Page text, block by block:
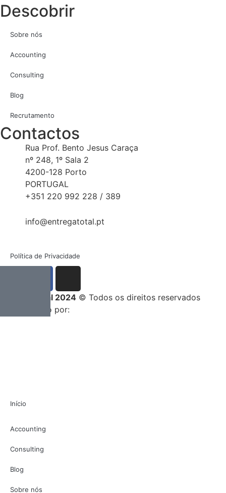
Descobrir
Sobre nós
Accounting
Consulting
Blog
Recrutamento
Contactos
Rua Prof. Bento Jesus Caraça
nº 248, 1º Sala 2
4200-128 Porto
PORTUGAL
+351 220 992 228 / 389
info@entregatotal.pt
Política de Privacidade
Entrega Total 2024 © Todos os direitos reservados
Desenvolvido por:
Início
Accounting
Consulting
Blog
Sobre nós